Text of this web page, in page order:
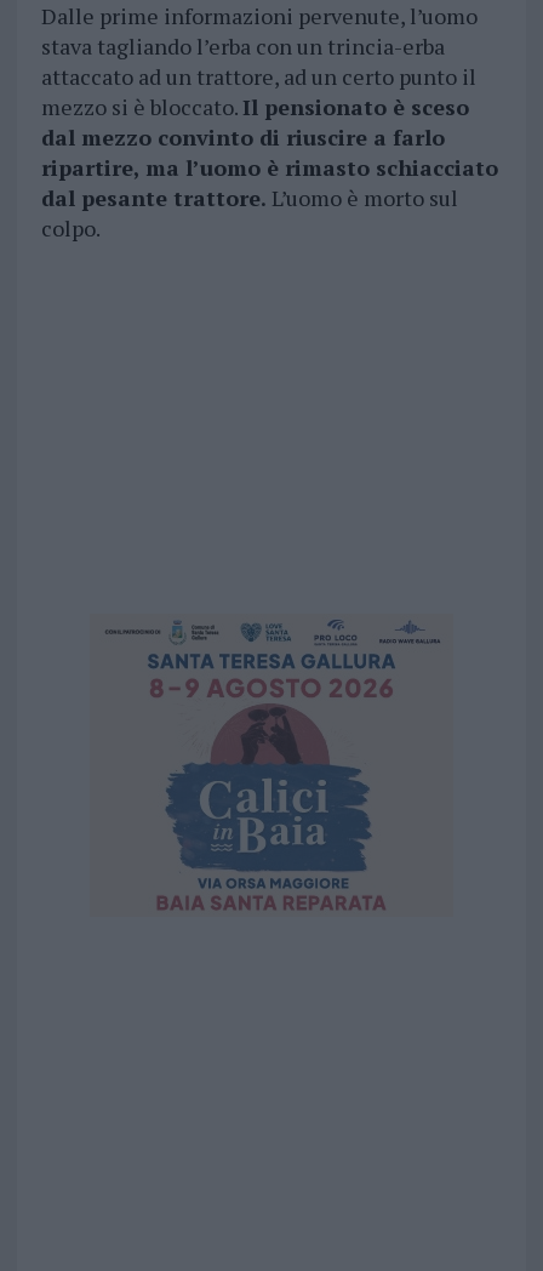
Dalle prime informazioni pervenute, l’uomo
stava tagliando l’erba con un trincia-erba
attaccato ad un trattore, ad un certo punto il
mezzo si è bloccato. Il pensionato è sceso
dal mezzo convinto di riuscire a farlo
ripartire, ma l’uomo è rimasto schiacciato
dal pesante trattore. L’uomo è morto sul
colpo.